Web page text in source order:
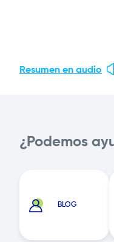
Resumen en audio
¿Podemos
BLOG